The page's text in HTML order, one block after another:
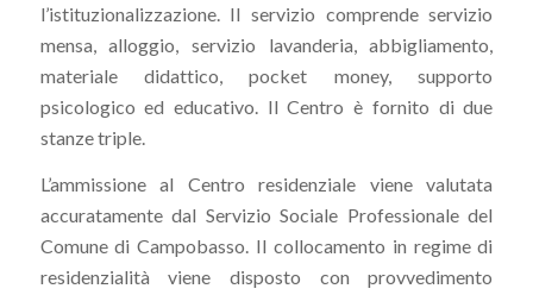
l’istituzionalizzazione. Il servizio comprende servizio
mensa, alloggio, servizio lavanderia, abbigliamento,
materiale didattico, pocket money, supporto
psicologico ed educativo. Il Centro è fornito di due
stanze triple.
L’ammissione al Centro residenziale viene valutata
accuratamente dal Servizio Sociale Professionale del
Comune di Campobasso. Il collocamento in regime di
residenzialità viene disposto con provvedimento